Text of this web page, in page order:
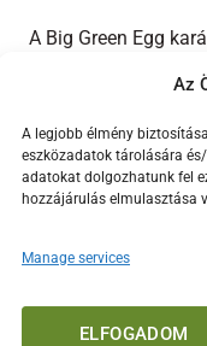
Az
A legjobb élmény
eszközadatok tárolására
adatokat dolgozhatunk fel
hozzájárulás elmulasztása
Manage services
ELFOGADOM
A Big Green Egg
szánjában érkezik,
minőségi
Ez a dísz nem
A Big Green Egg
elvarázsolod
Ne elégedj meg a
karácsonyfa díszt.
tagjának mosolyt